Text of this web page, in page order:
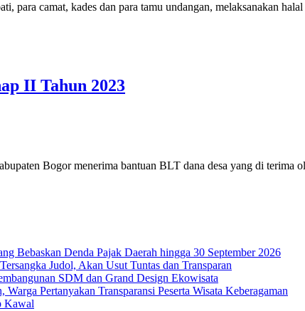
para camat, kades dan para tamu undangan, melaksanakan
II Tahun 2023
Bogor menerima bantuan BLT dana desa yang di
Bebaskan Denda Pajak Daerah hingga 30 September 2026
Judol, Akan Usut Tuntas dan Transparan
SDM dan Grand Design Ekowisata
Pertanyakan Transparansi Peserta Wisata Keberagaman
Kawal